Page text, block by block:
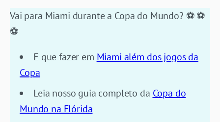
Vai para Miami durante a Copa do Mundo? ⚽ ⚽
⚽
E que fazer em Miami além dos jogos da
Copa
Leia nosso guia completo da Copa do
Mundo na Flórida